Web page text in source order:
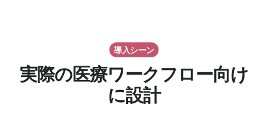
導入シーン
実際の医療ワークフロー向け
に設計